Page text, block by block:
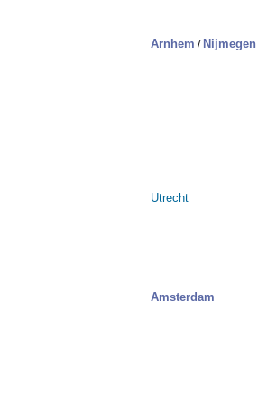
Arnhem / Nijmegen
Utrecht
Amsterdam